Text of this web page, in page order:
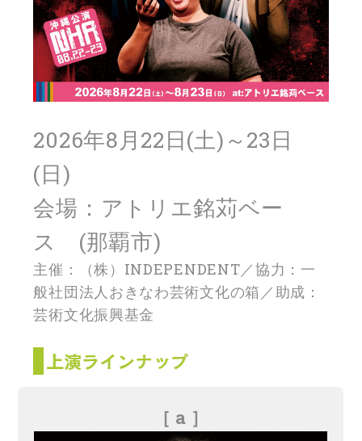
2026年8月22日(土)～23日
(日)
会場：アトリエ銘苅ベー
ス (那覇市)
主催：（株）INDEPENDENT／協力：一
般社団法人おきなわ芸術文化の箱／助成：
芸術文化振興基金
［ a ］